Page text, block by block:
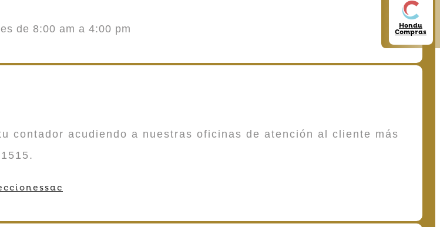
Hondu
Compras
de 8:00 am a 4:00 pm
contador acudiendo a nuestras oficinas de atención al cliente más